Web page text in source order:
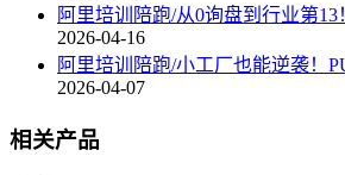
阿里培训陪跑/从0询盘到行业第
2026-04-16
阿里培训陪跑/小工厂也能逆袭！
2026-04-07
相关产品